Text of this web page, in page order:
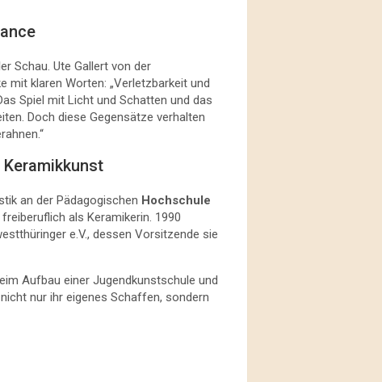
Schau. Ute Gallert von der
mit klaren Worten: „Verletzbarkeit und
Spiel mit Licht und Schatten und das
Doch diese Gegensätze verhalten
an der Pädagogischen Hochschule
als Keramikerin. 1990
e.V., dessen Vorsitzende sie
Aufbau einer Jugendkunstschule und
nur ihr eigenes Schaffen, sondern